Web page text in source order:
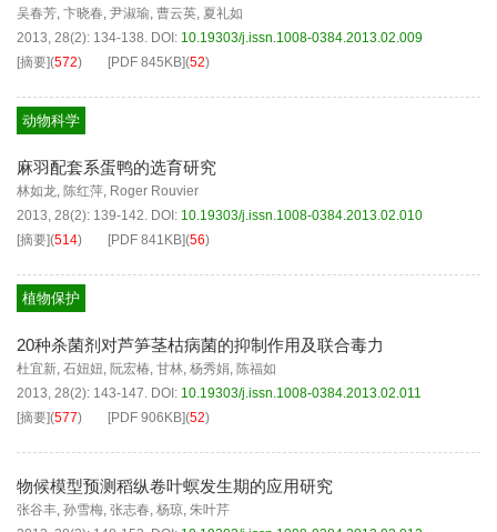
吴春芳, 卞晓春, 尹淑瑜, 曹云英, 夏礼如
2013, 28(2): 134-138. DOI: 10.19303/j.issn.1008-0384.2013.02.009
[摘要](572) [PDF 845KB](52)
动物科学
麻羽配套系蛋鸭的选育研究
林如龙, 陈红萍, Roger Rouvier
2013, 28(2): 139-142. DOI: 10.19303/j.issn.1008-0384.2013.02.010
[摘要](514) [PDF 841KB](56)
植物保护
20种杀菌剂对芦笋茎枯病菌的抑制作用及联合毒力
杜宜新, 石妞妞, 阮宏椿, 甘林, 杨秀娟, 陈福如
2013, 28(2): 143-147. DOI: 10.19303/j.issn.1008-0384.2013.02.011
[摘要](577) [PDF 906KB](52)
物候模型预测稻纵卷叶螟发生期的应用研究
张谷丰, 孙雪梅, 张志春, 杨琼, 朱叶芹